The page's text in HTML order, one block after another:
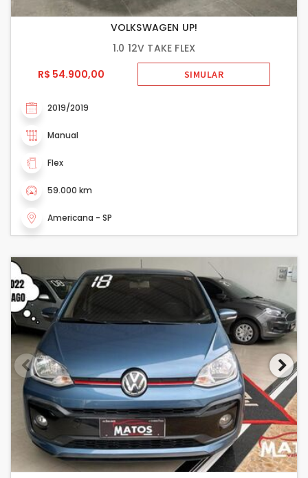
VOLKSWAGEN UP!
1.0 12V TAKE FLEX
R$ 54.900,00
SIMULAR
2019/2019
Manual
Flex
59.000 km
Americana - SP